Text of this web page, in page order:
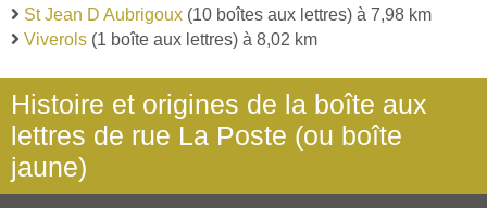
St Jean D Aubrigoux (10 boîtes aux lettres) à 7,98 km
Viverols (1 boîte aux lettres) à 8,02 km
Histoire et origines de la boîte aux
lettres de rue La Poste (ou boîte
jaune)